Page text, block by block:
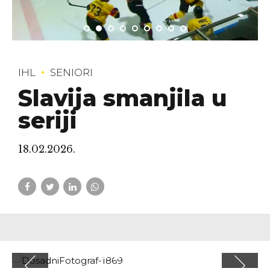
IHL SENIORI
Slavija smanjila u
seriji
18.02.2026.